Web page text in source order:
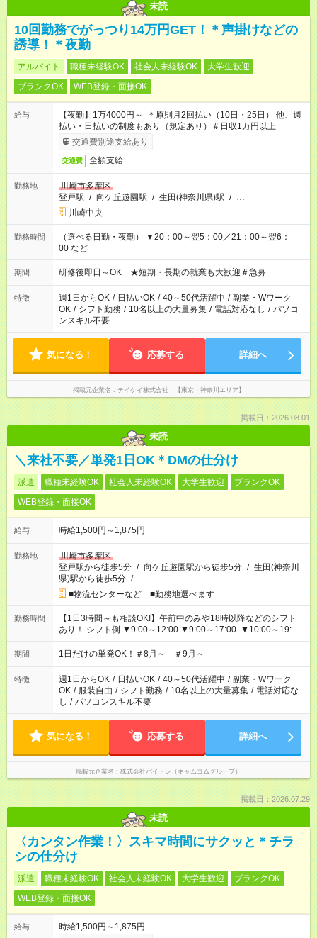
未読
10回勤務でがっつり14万円GET！＊声掛けなどの
誘導！＊夜勤
アルバイト 職種未経験OK 社会人未経験OK
大学生歓迎
ブランクOK
WEB登録・面接OK
給与
【夜勤】1万4000円～ ＊原則月2回払い（10日・25日） 他、週
払い・日払いの制度もあり（規定あり）＃日収1万円以上
交通費別途支給あり
交通費 全額支給
勤務地
川崎市多摩区
登戸駅 / 向ケ丘遊園駅 / 生田(神奈川県)駅 / …
川崎中央
勤務時間
（選べる日勤・夜勤） ▼20：00～翌5：00／21：00～翌6：
00 など
期間 研修後即日～OK ★短期・長期の就業も大歓迎＃急募
特徴 週1日からOK / 日払いOK / 40～50代活躍中 / 副業・Wワーク
OK / シフト勤務 / 10名以上の大量募集 / 電話対応なし / パソコ
ンスキル不要
気になる！ 応募する 詳細へ
掲載元企業名 テイケイ株式会社 【東京・神奈川エリア】
掲載日：2026.08.01
未読
＼来社不要／単発1日OK＊DMの仕分け
派遣 職種未経験OK 社会人未経験OK 大学生歓迎
ブランクOK
WEB登録・面接OK
給与 時給1,500円～1,875円
勤務地
川崎市多摩区
登戸駅から徒歩5分 / 向ケ丘遊園駅から徒歩5分 / 生田(神奈川
県)駅から徒歩5分 / …
■物流センターなど ■勤務地選べます
勤務時間
【1日3時間～も相談OK!】午前中のみや18時以降などのシフト
あり！ シフト例 ▼9:00～12:00 ▼9:00～17:00 ▼10:00～19:00
▼18:00～21:00
期間 1日だけの単発OK！＃8月～ ＃9月～
特徴 週1日からOK / 日払いOK / 40～50代活躍中 / 副業・Wワーク
OK / 服装自由 / シフト勤務 / 10名以上の大量募集 / 電話対応な
し / パソコンスキル不要
気になる！ 応募する 詳細へ
掲載元企業名 株式会社バイトレ（キャムコムグループ）
掲載日：2026.07.29
未読
〈カンタン作業！〉スキマ時間にサクッと＊チラ
シの仕分け
派遣 職種未経験OK 社会人未経験OK 大学生歓迎
ブランクOK
WEB登録・面接OK
給与
時給1,500円～1,875円